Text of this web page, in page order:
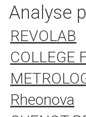
Aller
contenu
Analyse
REVOLAB
COLLEGE
Rheonova
Panneau de gestion